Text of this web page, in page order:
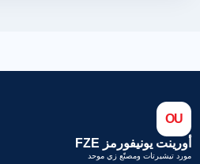
OU
أورينت يونيفورمز FZE
مورد تيشيرتات ومصنّع زي موحد